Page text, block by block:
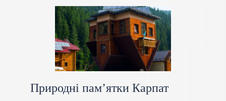
Природні пам’ятки Карпат